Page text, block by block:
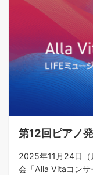
第12回ピアノ
2025年11月24日（
会「Alla Vitaコンサ